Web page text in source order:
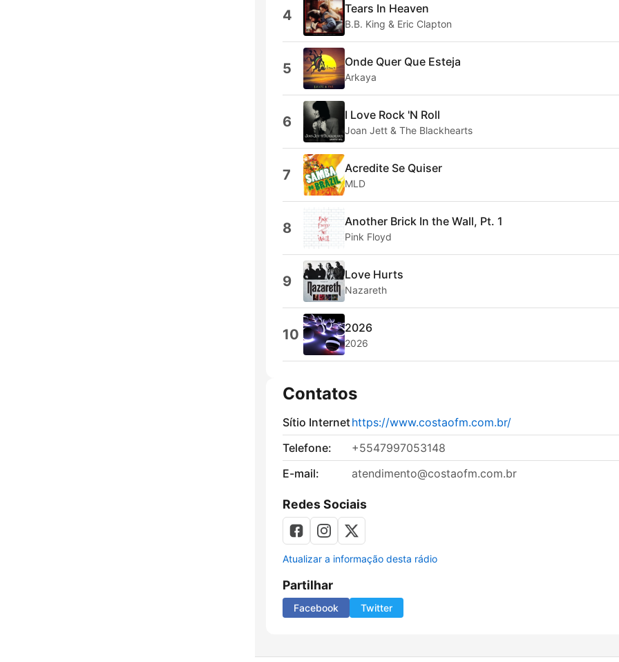
4 Tears In Heaven
B.B. King & Eric Clapton
5 Onde Quer Que Esteja
Arkaya
6 I Love Rock 'N Roll
Joan Jett & The Blackhearts
7 Acredite Se Quiser
MLD
8 Another Brick In the Wall, Pt. 1
Pink Floyd
9 Love Hurts
Nazareth
10 2026
2026
Contatos
Sítio Internethttps://www.costaofm.com.br/
Telefone:
+5547997053148
E-mail:
atendimento@costaofm.com.br
Redes Sociais
Atualizar a informação desta rádio
Partilhar
Facebook Twitter